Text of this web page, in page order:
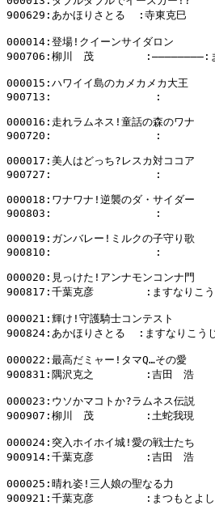
900629:あかほりさとる  :寺東克
000014:登場!クイーンサイダロン
900706:柳川　茂        :――――――――:ま
000015:ハワイイ島のカメカメカ大王
900713:                :
000016:走れラムネス!童話の森のワナ
900720:                :
000017:美人はどっち?レスカ対ココア
900727:                :
000018:ワナワナ!逆襲のダ・サイダー
900803:                :
000019:ガンバレー!ミルクの子守り歌
900810:                :
000020:見っけた!アンナモンコンナ門
900817:千葉克彦        :ますなりこう
000021:輝け!守護騎士コンテスト
900824:あかほりさとる  :ますなりこ
000022:最高だミャー!タマQ…その愛
900831:隅沢克之        :吉田　浩
000023:ウソかマコトか?ラムネス伝説
900907:柳川　茂        :土蛇我現
000024:突入ホイホイ城!愛の戦士たち
900914:千葉克彦        :吉田　浩
000025:晴れ姿!三人娘の聖なる力
900921:千葉克彦        :まつもとよし